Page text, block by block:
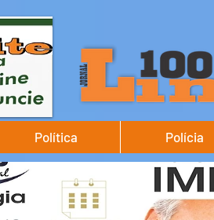
Política Polícia